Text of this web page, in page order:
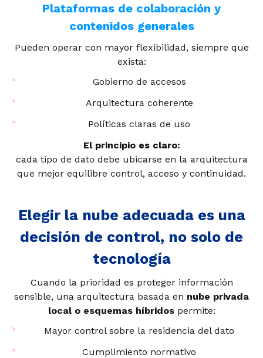
Plataformas de colaboración y
contenidos generales
Pueden operar con mayor flexibilidad, siempre que
exista:
Gobierno de accesos
Arquitectura coherente
Políticas claras de uso
El principio es claro:
cada tipo de dato debe ubicarse en la arquitectura
que mejor equilibre control, acceso y continuidad.
Elegir la nube adecuada es una
decisión de control, no solo de
tecnología
Cuando la prioridad es proteger información
sensible, una arquitectura basada en nube privada
local o esquemas híbridospermite:
Mayor control sobre la residencia del dato
Cumplimiento normativo